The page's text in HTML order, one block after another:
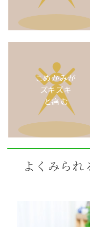
こめかみが
ズキズキ
と痛む
よくみら